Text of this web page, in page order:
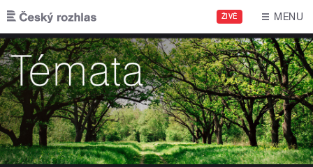
Přejít k hlavnímu obsahu
ŽIVĚ MENU